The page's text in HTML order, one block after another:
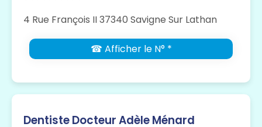
4 Rue François II 37340 Savigne Sur Lathan
☎ Afficher le N° *
Dentiste Docteur Adèle Ménard